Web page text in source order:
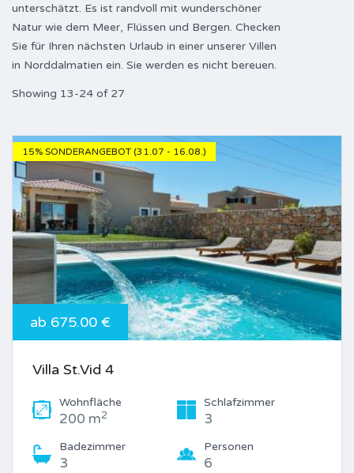
unterschätzt. Es ist randvoll mit wunderschöner
Natur wie dem Meer, Flüssen und Bergen. Checken
Sie für Ihren nächsten Urlaub in einer unserer Villen
in Norddalmatien ein. Sie werden es nicht bereuen.
Showing 13-24 of 27
15% SONDERANGEBOT (31.07 - 16.08.)
ab 675.00 €
Villa St.Vid 4
Wohnfläche
200 m2
Schlafzimmer
3
Badezimmer
3
Personen
6